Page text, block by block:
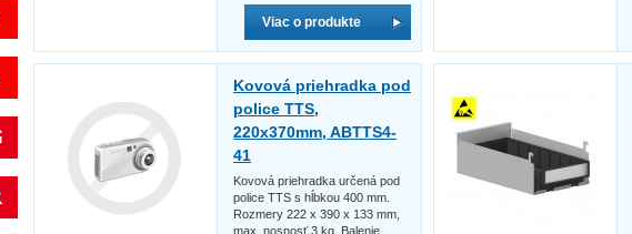
Viac o produkte
Kovová priehradka pod
police TTS,
220x370mm, ABTTS4-
41
Kovová priehradka určená pod
police TTS s hĺbkou 400 mm.
Rozmery 222 x 390 x 133 mm,
max. nosnosť 3 kg. Balenie